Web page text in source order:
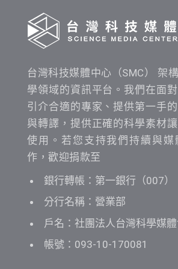
台灣科技媒體中心（SMC） 架
學領域的資訊平台。我們在面
引介合適的專家、提供第一手
與轉譯，提供正確的科學素材
使用。若您支持我們持續與媒
作，歡迎捐款至
銀行轉帳：第一銀行（007）
分行名稱：營業部
戶名：社團法人台灣科學媒
帳號：093-10-170081